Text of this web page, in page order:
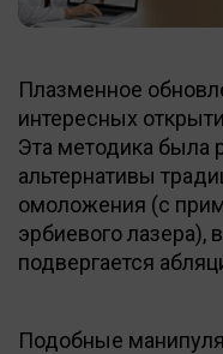
Плазменное
интересных
Эта методика была
альтернативы
омоложения (с
эрбиевого лазера),
подвергается
Подобные